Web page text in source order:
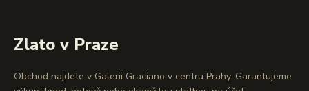
Zlato v Praze
Obchod najdete v Galerii Graciano v centru Prahy. Garantujeme